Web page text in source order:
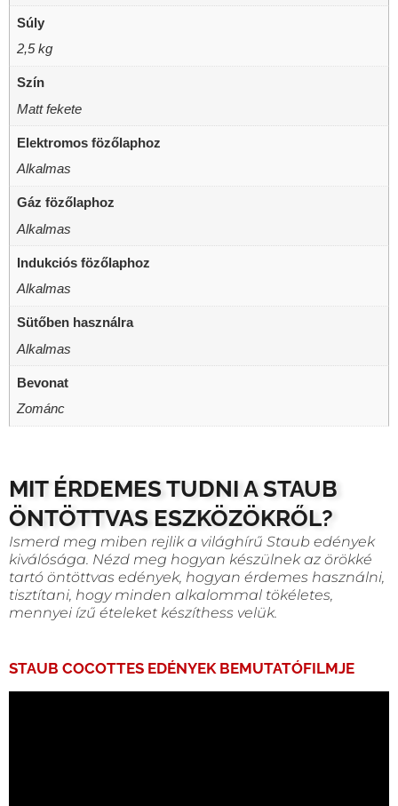
Súly
2,5 kg
Szín
Matt fekete
Elektromos fözőlaphoz
Alkalmas
Gáz fözőlaphoz
Alkalmas
Indukciós fözőlaphoz
Alkalmas
Sütőben használra
Alkalmas
Bevonat
Zománc
MIT ÉRDEMES TUDNI A STAUB
ÖNTÖTTVAS ESZKÖZÖKRŐL?
Ismerd meg miben rejlik a világhírű Staub edények
kiválósága. Nézd meg hogyan készülnek az örökké
tartó öntöttvas edények, hogyan érdemes használni,
tisztítani, hogy minden alkalommal tökéletes,
mennyei ízű ételeket készíthess velük.
STAUB COCOTTES EDÉNYEK BEMUTATÓFILMJE